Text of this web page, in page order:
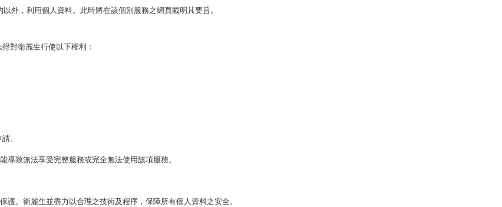
外，利用個人資料。此時將在該個別服務之網頁載明其要旨。
對衛麗生行使以下權利：
。
致無法享受完整服務或完全無法使用該項服務。
。衛麗生並盡力以合理之技術及程序，保障所有個人資料之安全。